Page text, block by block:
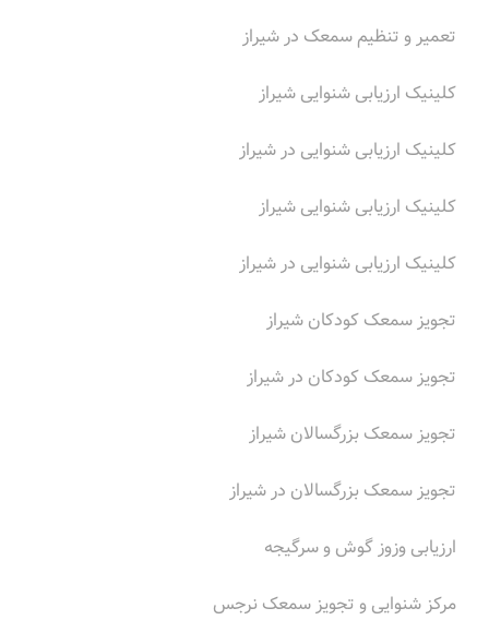
تعمیر و تنظیم سمعک در شیراز
کلینیک ارزیابی شنوایی شیراز
کلینیک ارزیابی شنوایی در شیراز
کلینیک ارزیابی شنوایی شیراز
کلینیک ارزیابی شنوایی در شیراز
تجویز سمعک کودکان شیراز
تجویز سمعک کودکان در شیراز
تجویز سمعک بزرگسالان شیراز
تجویز سمعک بزرگسالان در شیراز
ارزیابی وزوز گوش و سرگیجه
مرکز شنوایی و تجویز سمعک نرجس